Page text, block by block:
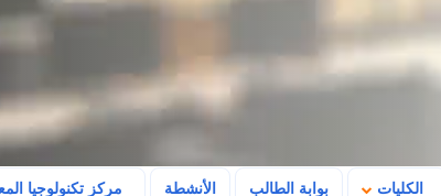
الكليات بوابة الطالب الأنشطة مركز تكنولوجيا